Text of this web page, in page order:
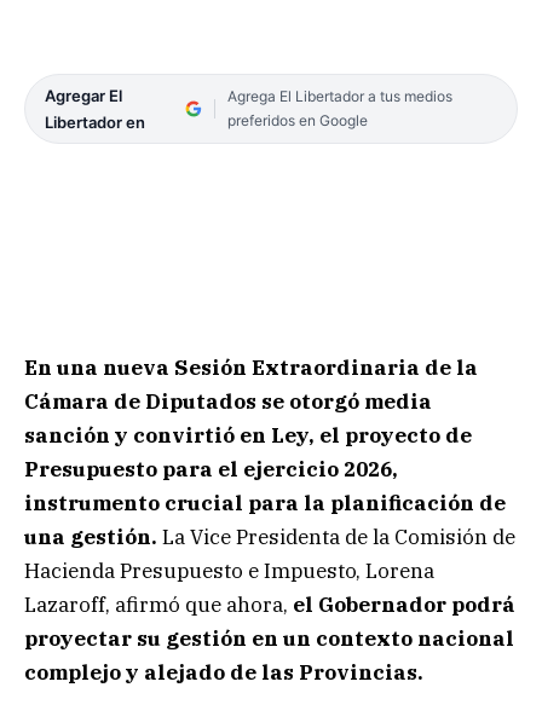
Agregar El
Libertador en
Agrega El Libertador a tus medios
preferidos en Google
En una nueva Sesión Extraordinaria de la
Cámara de Diputados se otorgó media
sanción y convirtió en Ley, el proyecto de
Presupuesto para el ejercicio 2026,
instrumento crucial para la planificación de
una gestión. La Vice Presidenta de la Comisión de
Hacienda Presupuesto e Impuesto, Lorena
Lazaroff, afirmó que ahora, el Gobernador podrá
proyectar su gestión en un contexto nacional
complejo y alejado de las Provincias.